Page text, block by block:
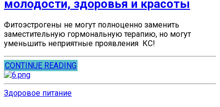
молодости, здоровья и красоты
Фитоэстрогены не могут полноценно заменить
заместительную гормональную терапию, но могут
уменьшить неприятные проявления КС!
CONTINUE READING
Здоровое питание